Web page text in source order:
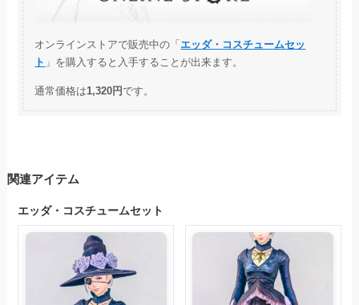
オンラインストアで販売中の「 エッダ・コスチュームセッ
ト 」を購入すると入手することが出来ます。
通常価格は1,320円 です。
関連アイテム
エッダ・コスチュームセット